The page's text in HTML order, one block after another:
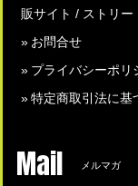
販サイト / ストリー
お問合せ
プライバシーポリ
特定商取引法に基
Mail メルマガ